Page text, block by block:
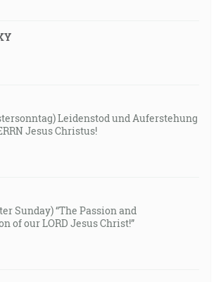
Leidenstod und Auferstehung
Jesus Christus!
Sunday) “The Passion and
of our LORD Jesus Christ!”